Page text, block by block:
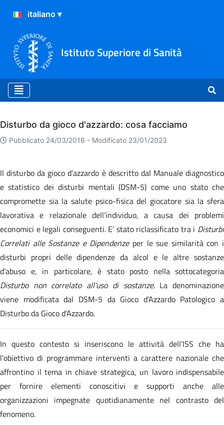
Istituto Superiore di Sanità
Archivio
Disturbo da gioco d'azzardo: cosa facciamo
Pubblicato 24/03/2016 - Modificato 23/01/2023
Il disturbo da gioco d’azzardo è descritto dal Manuale diagnostico
e statistico dei disturbi mentali (DSM-5) come uno stato che
compromette sia la salute psico-fisica del giocatore sia la sfera
lavorativa e relazionale dell’individuo, a causa dei problemi
economici e legali conseguenti. E’ stato riclassificato tra i Disturbi
Correlati alle Sostanze e Dipendenzeper le sue similarità con i
disturbi propri delle dipendenze da alcol e le altre sostanze
d'abuso e, in particolare, è stato posto nella sottocategoria
Disturbo non correlato all’uso di sostanze. La denominazione
viene modificata dal DSM-5 da Gioco d'Azzardo Patologico a
Disturbo da Gioco d'Azzardo.
In questo contesto si inseriscono le attività dell’ISS che ha
l'obiettivo di programmare interventi a carattere nazionale che
affrontino il tema in chiave strategica, un lavoro indispensabile
per fornire elementi conoscitivi e supporti anche alle
organizzazioni impegnate quotidianamente nel contrasto del
fenomeno.